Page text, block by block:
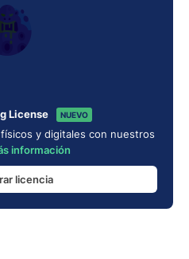
License NUEVO
y digitales con nuestros
información
licencia